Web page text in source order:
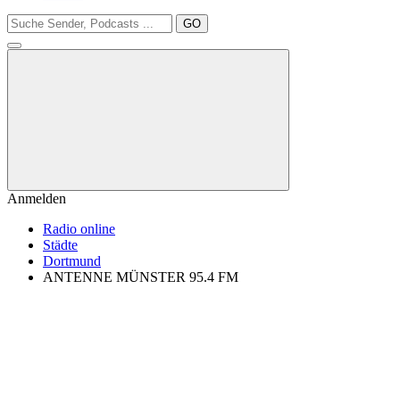
GO
Anmelden
Radio online
Städte
Dortmund
ANTENNE MÜNSTER 95.4 FM